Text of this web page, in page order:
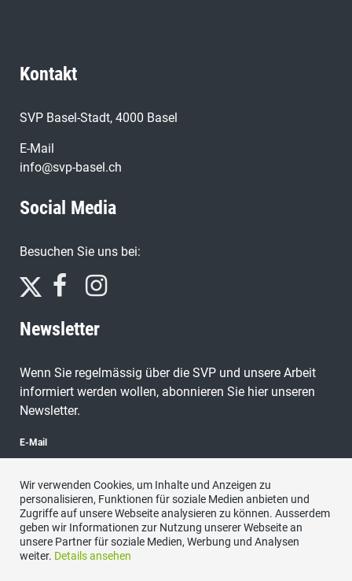
Kontakt
SVP Basel-Stadt, 4000 Basel
E-Mail
info@svp-basel.ch
Social Media
Besuchen Sie uns bei:
Newsletter
Wenn Sie regelmässig über die SVP und unsere Arbeit
informiert werden wollen, abonnieren Sie hier unseren
Newsletter.
E-Mail
abonnieren
Wir verwenden Cookies, um Inhalte und Anzeigen zu
personalisieren, Funktionen für soziale Medien anbieten und
Zugriffe auf unsere Webseite analysieren zu können. Ausserdem
geben wir Informationen zur Nutzung unserer Webseite an
unsere Partner für soziale Medien, Werbung und Analysen
weiter. Details ansehen